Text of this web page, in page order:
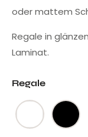
oder mattem
Regale in
Laminat.
Regale